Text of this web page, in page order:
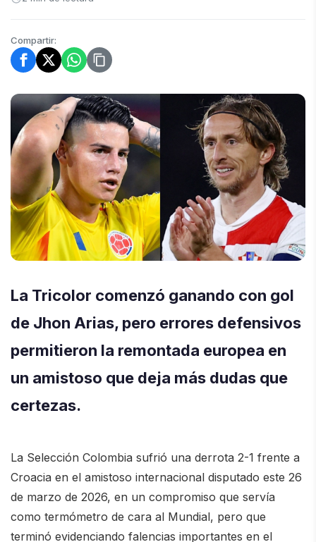
Compartir:
La Tricolor comenzó ganando con gol
de Jhon Arias, pero errores defensivos
permitieron la remontada europea en
un amistoso que deja más dudas que
certezas.
La Selección Colombia sufrió una derrota 2-1 frente a
Croacia en el amistoso internacional disputado este 26
de marzo de 2026, en un compromiso que servía
como termómetro de cara al Mundial, pero que
terminó evidenciando falencias importantes en el